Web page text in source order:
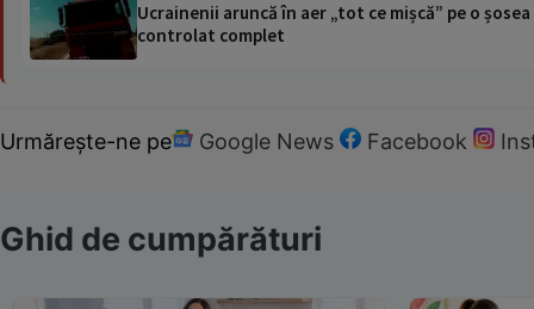
Ucrainenii aruncă în aer „tot ce mișcă” pe o
controlat complet
Urmărește-ne pe Google News Facebook
Ghid de cumpărături